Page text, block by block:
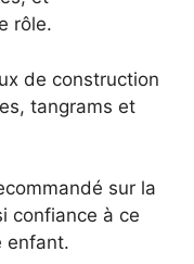
rôle.
de construction
tangrams et
sur la
confiance à ce
enfant.